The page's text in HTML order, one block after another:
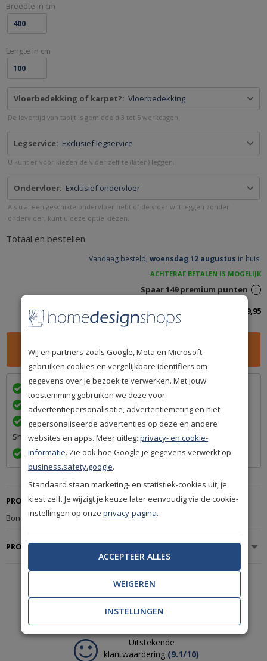
MAAT
VEEGJEVOETEN.NL
Breedte in cm
Lengte in cm
Vloerbedekking of karpet?: Vloerbedekking
De levertijd van tapijt is gemiddeld 3 tot 5 werkdagen
Legservice: Exclusief legservice
U kunt er voor kiezen de vloer zelf te (laten) leggen.
Ondervloer: Exclusief ondervloer
Als u al een geschikte ondervloer hebt of de vloer wilt leggen zonder
ondervloer, kunt u deze optie kiezen.
Totaal en bestellen
Vandaag besteld, woensdag 12 augustus in huis.
ACHTERAF BETALEN IS MOGELIJK
Spaar149premium punten i
Totaalbedrag inclusief btw: 149,95
Wij bezorgen in
Achteraf betalen na levering is mogelijk
Een betrouwbare levering door ons lidmaatschap van Q-
Shops
Exact volgens afspraak en met Track & Trace informatie
PRODUCTBESCHRIJVING
Bonaparte Esprit Australian 146.
PRODUCTSPECIFICATIES
uit de woonbranche.
Uitstekende
klantwaardering (9.1/10)
Wij en partners zoals Google, Meta en Microsoft
gebruiken cookies en vergelijkbare identifiers om
gegevens over je bezoek te verwerken. Met jouw
toestemming gebruiken we deze voor
advertentiepersonalisatie, advertentiemeting en niet-
gepersonaliseerde advertenties op deze en andere
websites en apps. Meer uitleg:privacy- en cookie-
informatie. Zie ook hoe Google je gegevens verwerkt op
business.safety.google.
Standaard staan marketing- en statistiek-cookies uit; je
kiest zelf. Je wijzigt je keuze later eenvoudig via de cookie-
instellingen op onzeprivacy-pagina.
ACCEPTEER ALLES
WEIGEREN
INSTELLINGEN